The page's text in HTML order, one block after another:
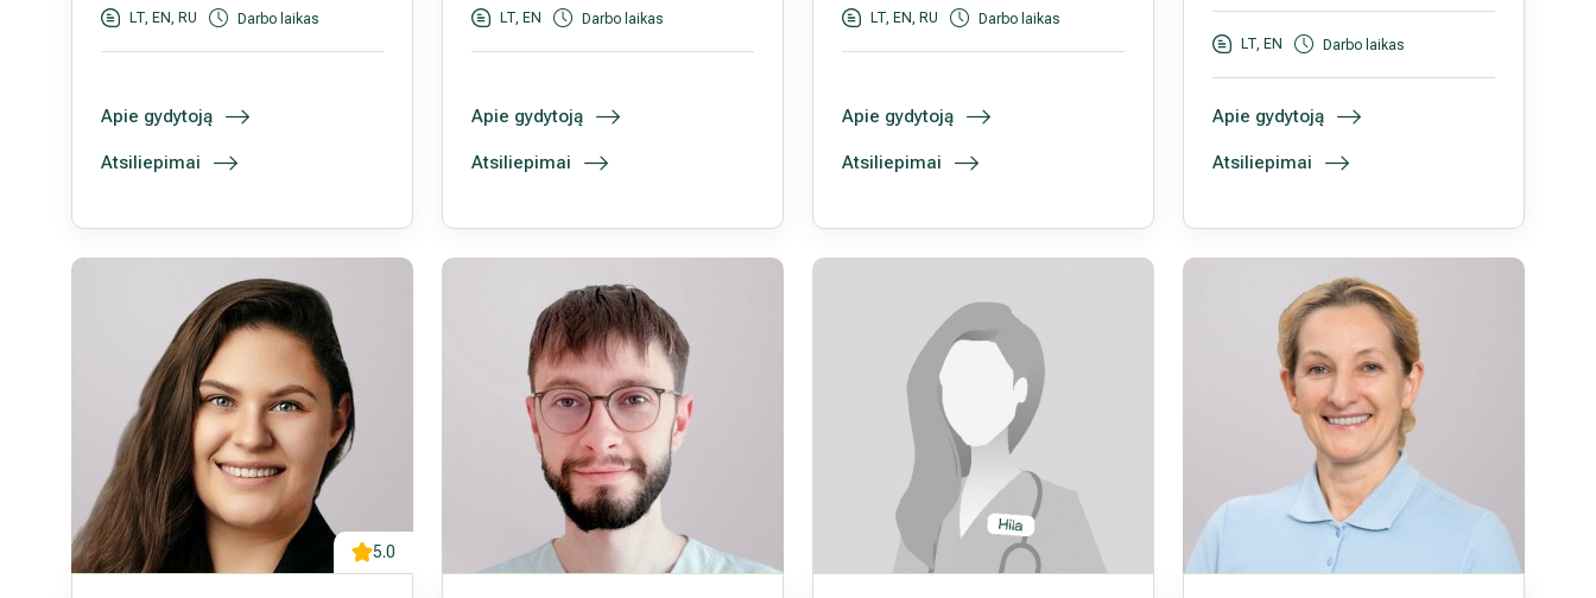
LT, EN, RU Darbo laikas
Apie gydytoją
Atsiliepimai
LT, EN Darbo laikas
Apie gydytoją
Atsiliepimai
LT, EN, RU Darbo laikas
Apie gydytoją
Atsiliepimai
LT, EN Darbo laikas
Apie gydytoją
Atsiliepimai
5.0